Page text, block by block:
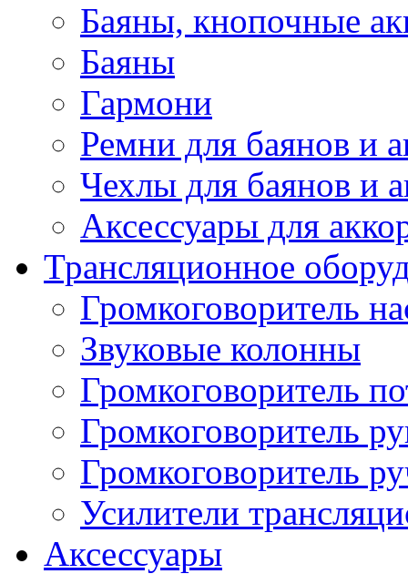
Баяны, кнопочные
Баяны
Гармони
Ремни для баянов и
Чехлы для баянов и
Аксессуары для
Трансляционное
Громкоговоритель
Звуковые колонны
Громкоговоритель
Громкоговоритель
Громкоговоритель
Усилители
Аксессуары